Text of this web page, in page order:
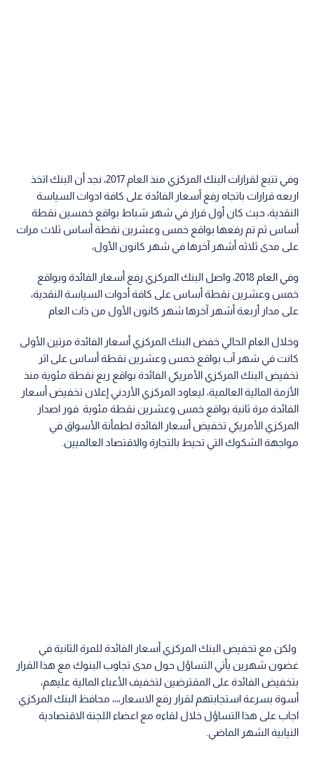
وفي تتبع لقرارات البنك المركزي منذ العام 2017، نجد أن البنك اتخذ
اربعه قرارات باتجاه رفع أسعار الفائدة على كافة ادوات السياسة
النقدية، حيث كان أول قرار في شهر شباط بواقع خمسين نقطة
أساس ثم تم رفعها بواقع خمس وعشرين نقطة أساس ثلاث مرات
على مدى ثلاثه أشهر آخرها في شهر كانون الأول،
وفي العام 2018، واصل البنك المركزي رفع أسعار الفائدة وبواقع
خمس وعشرين نقطة أساس على كافة أدوات السياسة النقدية،
على مدار أربعة أشهر آخرها شهر كانون الأول من ذات العام
وخلال العام الحالي خفض البنك المركزي أسعار الفائدة مرتين الأولى
كانت في شهر آب بواقع خمس وعشرين نقطة أساس على اثر
تخفيض البنك المركزي الأمريكي الفائدة بواقع ربع نقطة مئوية منذ
الأزمة المالية العالمية، ليعاود المركزي الأردني إعلان تخفيض أسعار
الفائدة مرة ثانية بواقع خمس وعشرين نقطة مئوية فور اصدار
المركزي الأمريكي تخفيض أسعار الفائدة لطمأنة الأسواق في
مواجهة الشكوك التي تحيط بالتجارة والاقتصاد العالميين.
ولكن مع تخفيض البنك المركزي أسعار الفائدة للمرة الثانية في
غضون شهرين يأتي التساؤل حول مدى تجاوب البنوك مع هذا القرار
بتخفيض الفائدة على المقترضين لتخفيف الأعباء المالية عليهم،
أسوة بسرعة استجابتهم لقرار رفع الاسعار،،،، محافظ البنك المركزي
اجاب على هذا التساؤل خلال لقاءه مع اعضاء اللجنة الاقتصادية
النيابية الشهر الماضي.